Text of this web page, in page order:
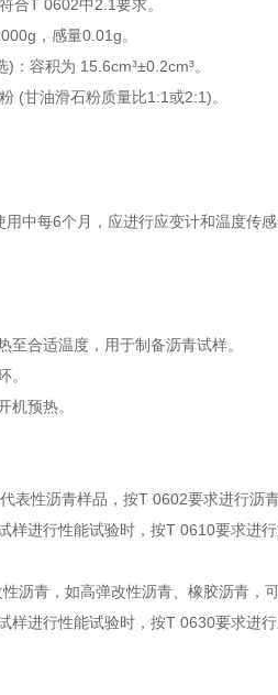
合T 0602中2.1要求。
，感量0.01g。
：容积为 15.6cm³±0.2cm³。
(甘油滑石粉质量比1:1或2:1)。
中每6个月，应进行应变计和温度传感
至合适温度，用于制备沥青试样。
。
机预热。
表性沥青样品，按T 0602要求进行沥
样进行性能试验时，按T 0610要求
沥青，如高弹改性沥青、橡胶沥青，
样进行性能试验时，按T 0630要求进